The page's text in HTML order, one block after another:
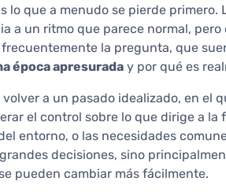
lo que a menudo se pierde primero.
a un ritmo que parece normal,
la pregunta, que
época apresurada y por qué es
volver a un pasado idealizado, en el
el control sobre lo que dirige a
entorno, o las necesidades
decisiones, sino
pueden cambiar más fácilmente.